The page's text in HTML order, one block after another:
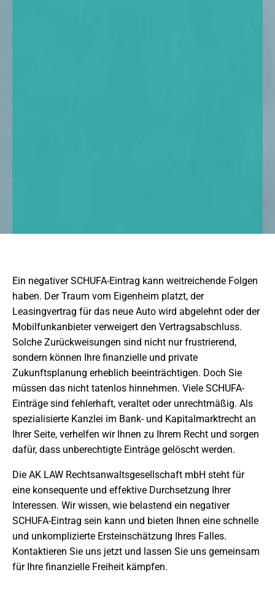
Ein negativer SCHUFA-Eintrag kann weitreichende Folgen
haben. Der Traum vom Eigenheim platzt, der
Leasingvertrag für das neue Auto wird abgelehnt oder der
Mobilfunkanbieter verweigert den Vertragsabschluss.
Solche Zurückweisungen sind nicht nur frustrierend,
sondern können Ihre finanzielle und private
Zukunftsplanung erheblich beeinträchtigen. Doch Sie
müssen das nicht tatenlos hinnehmen. Viele SCHUFA-
Einträge sind fehlerhaft, veraltet oder unrechtmäßig. Als
spezialisierte Kanzlei im Bank- und Kapitalmarktrecht an
Ihrer Seite, verhelfen wir Ihnen zu Ihrem Recht und sorgen
dafür, dass unberechtigte Einträge gelöscht werden.
Die AK LAW Rechtsanwaltsgesellschaft mbH steht für
eine konsequente und effektive Durchsetzung Ihrer
Interessen. Wir wissen, wie belastend ein negativer
SCHUFA-Eintrag sein kann und bieten Ihnen eine schnelle
und unkomplizierte Ersteinschätzung Ihres Falles.
Kontaktieren Sie uns jetzt und lassen Sie uns gemeinsam
für Ihre finanzielle Freiheit kämpfen.